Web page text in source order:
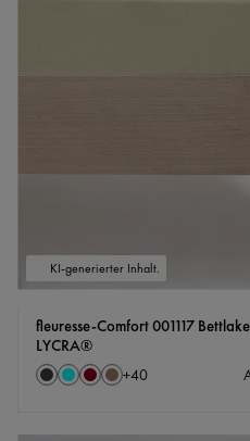
KI-generierter Inhalt.
fleuresse-Comfort 001117
LYCRA®
Farbeauswählen
Anthrazit
AquaBordeaux
Feige
+40